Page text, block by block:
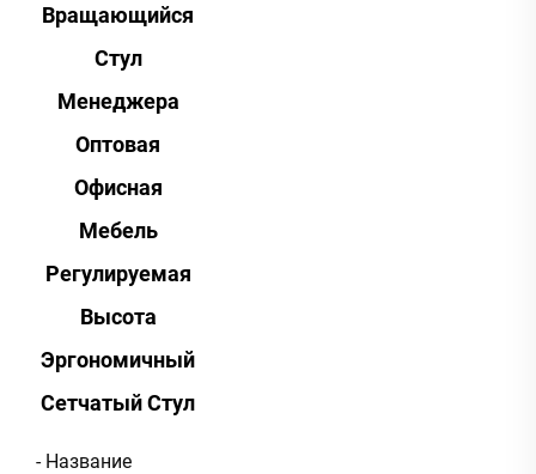
Вращающийся
Стул
Менеджера
Оптовая
Офисная
Мебель
Регулируемая
Высота
Эргономичный
Сетчатый Стул
- Название